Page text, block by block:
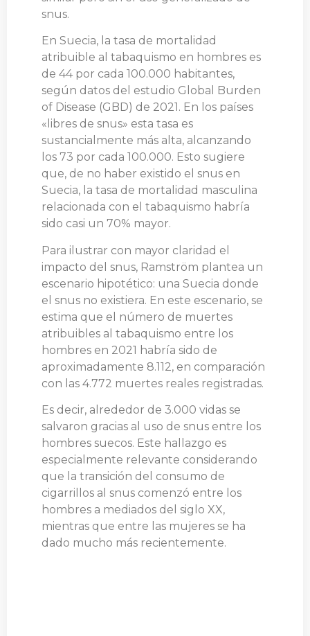
snus.
En Suecia, la tasa de mortalidad
atribuible al tabaquismo en hombres es
de 44 por cada 100.000 habitantes,
según datos del estudio Global Burden
of Disease (GBD) de 2021. En los países
«libres de snus» esta tasa es
sustancialmente más alta, alcanzando
los 73 por cada 100.000. Esto sugiere
que, de no haber existido el snus en
Suecia, la tasa de mortalidad masculina
relacionada con el tabaquismo habría
sido casi un 70% mayor.
Para ilustrar con mayor claridad el
impacto del snus, Ramström plantea un
escenario hipotético: una Suecia donde
el snus no existiera. En este escenario, se
estima que el número de muertes
atribuibles al tabaquismo entre los
hombres en 2021 habría sido de
aproximadamente 8.112, en comparación
con las 4.772 muertes reales registradas.
Es decir, alrededor de 3.000 vidas se
salvaron gracias al uso de snus entre los
hombres suecos. Este hallazgo es
especialmente relevante considerando
que la transición del consumo de
cigarrillos al snus comenzó entre los
hombres a mediados del siglo XX,
mientras que entre las mujeres se ha
dado mucho más recientemente.